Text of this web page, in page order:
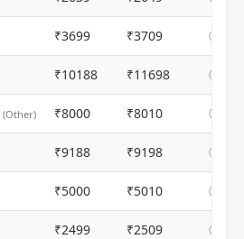
₹3699 ₹3709 ⓘ
₹10188 ₹11698 ⓘ
(Other) ₹8000 ₹8010 ⓘ
₹9188 ₹9198 ⓘ
₹5000 ₹5010 ⓘ
₹2499 ₹2509 ⓘ